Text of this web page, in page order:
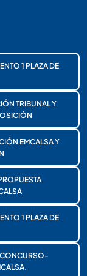
1 PLAZA DE
TRIBUNAL Y
EMCALSA Y
1 PLAZA DE
CONCURSO-